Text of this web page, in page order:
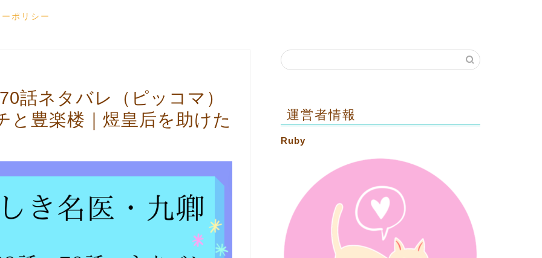
ポリシー
話ネタバレ（ピッコマ）
と豊楽楼｜煜皇后を助けた
運営者情報
Ruby